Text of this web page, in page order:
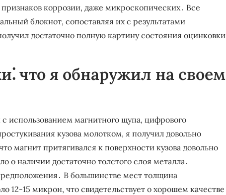
коррозии, даже микроскопических․ Все
блокнот, сопоставляя их с результатами
достаточно полную картину состояния оцинковки
что я обнаружил на своем
использованием магнитного щупа, цифрового
кузова молотком, я получил довольно
магнит притягивался к поверхности кузова довольно
о наличии достаточно толстого слоя металла․
В большинстве мест толщина
12-15 микрон, что свидетельствует о хорошем качестве